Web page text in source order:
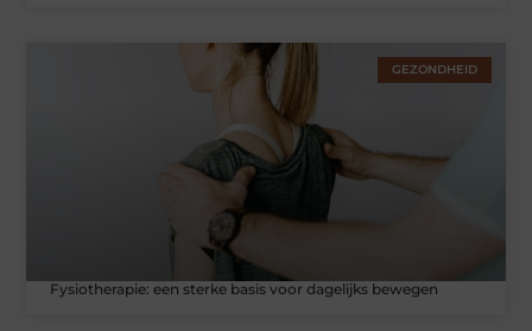
GEZONDHEID
Fysiotherapie: een sterke basis voor dagelijks bewegen